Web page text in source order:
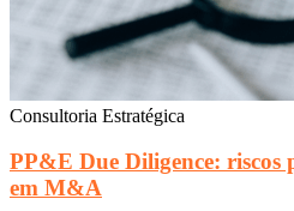
Consultoria Estratégica
PP&E Due Diligence:
em M&A